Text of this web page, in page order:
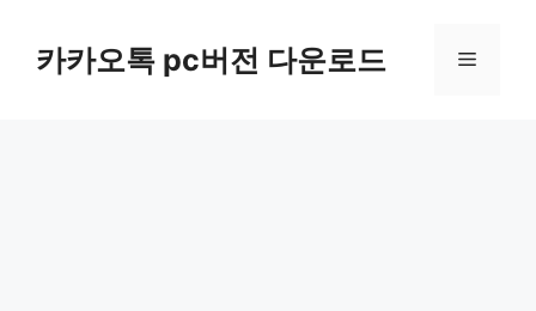
카카오톡 pc버전 다운로드 메